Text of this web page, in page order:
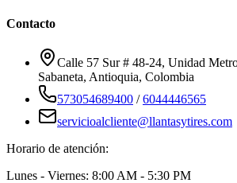
Contacto
Calle 57 Sur # 48-24, Unidad
Sabaneta, Antioquia, Colombia
573054689400 /6044446565
servicioalcliente@llantasytires.com
Horario de atención:
Lunes - Viernes: 8:00 AM - 5:30 PM